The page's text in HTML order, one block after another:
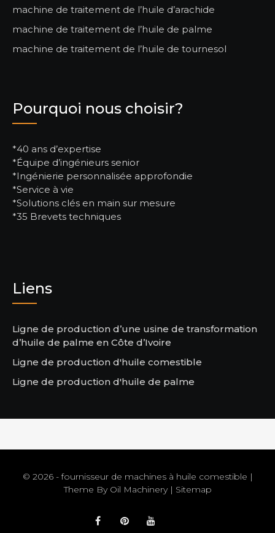
machine de traitement de l’huile d’arachide
machine de traitement de l’huile de palme
machine de traitement de l’huile de tournesol
Pourquoi nous choisir?
*40 ans d’expertise
*Équipe d’ingénieurs senior
*Ingénierie personnalisée approfondie
*Service à vie
*Solutions clés en main sur mesure
*35 Brevets techniques
Liens
Ligne de production d’une usine de transformation
d’huile de palme en Côte d’Ivoire
Ligne de production d'huile comestible
Ligne de production d'huile de palme
© 2026 - fournisseur de machines à huile comestible |
Theme By Oil Machinery| Sitemap